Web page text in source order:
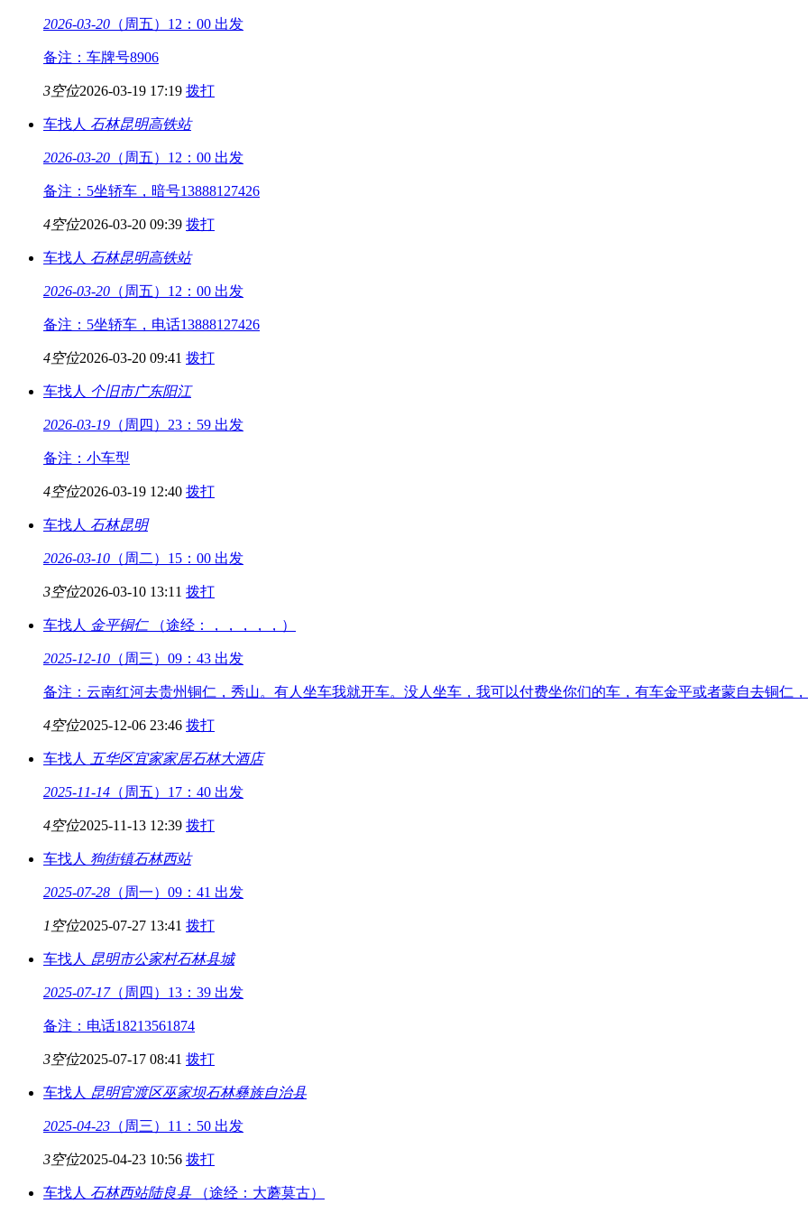
2026-03-20 （周五）12：00 出发
备注：车牌号8906
3空位2026-03-19 17:19 拨打
车找人 石林昆明高铁站
2026-03-20 （周五）12：00 出发
备注：5坐轿车，暗号13888127426
4空位2026-03-20 09:39 拨打
车找人 石林昆明高铁站
2026-03-20 （周五）12：00 出发
备注：5坐轿车，电话13888127426
4空位2026-03-20 09:41 拨打
车找人 个旧市广东阳江
2026-03-19 （周四）23：59 出发
备注：小车型
4空位2026-03-19 12:40 拨打
车找人 石林昆明
2026-03-10 （周二）15：00 出发
3空位2026-03-10 13:11 拨打
车找人 金平铜仁 （途经：，，，，，）
2025-12-10 （周三）09：43 出发
备注：云南红河去贵州铜仁，秀山。有人坐车我就开车。没人坐车，我可以付费坐你们的车，有车金平或者蒙自去铜仁
4空位2025-12-06 23:46 拨打
车找人 五华区宜家家居石林大酒店
2025-11-14 （周五）17：40 出发
4空位2025-11-13 12:39 拨打
车找人 狗街镇石林西站
2025-07-28 （周一）09：41 出发
1空位2025-07-27 13:41 拨打
车找人 昆明市公家村石林县城
2025-07-17（周四）13：39 出发
备注：电话18213561874
3空位2025-07-17 08:41 拨打
车找人 昆明官渡区巫家坝石林彝族自治县
2025-04-23 （周三）11：50 出发
3空位2025-04-23 10:56 拨打
车找人 石林西站陆良县 （途经：大蘑莫古）